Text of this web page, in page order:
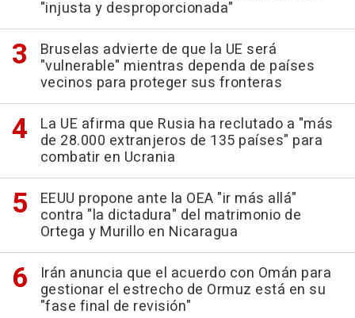
"injusta y desproporcionada"
Bruselas advierte de que la UE será
"vulnerable" mientras dependa de países
vecinos para proteger sus fronteras
La UE afirma que Rusia ha reclutado a "más
de 28.000 extranjeros de 135 países" para
combatir en Ucrania
EEUU propone ante la OEA "ir más allá"
contra "la dictadura" del matrimonio de
Ortega y Murillo en Nicaragua
Irán anuncia que el acuerdo con Omán para
gestionar el estrecho de Ormuz está en su
"fase final de revisión"